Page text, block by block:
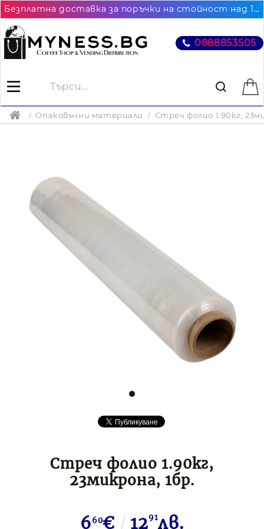
Безплатна доставка за поръчки на стойност над 102.26€ / 200лв. до най-близкия до Вас офис на Еконт
0888853505
Опаковъчни материали Стреч фолио 1.90кг,
Стреч фолио 1.90кг,
23микрона, 1бр.
660€ 1291лв.